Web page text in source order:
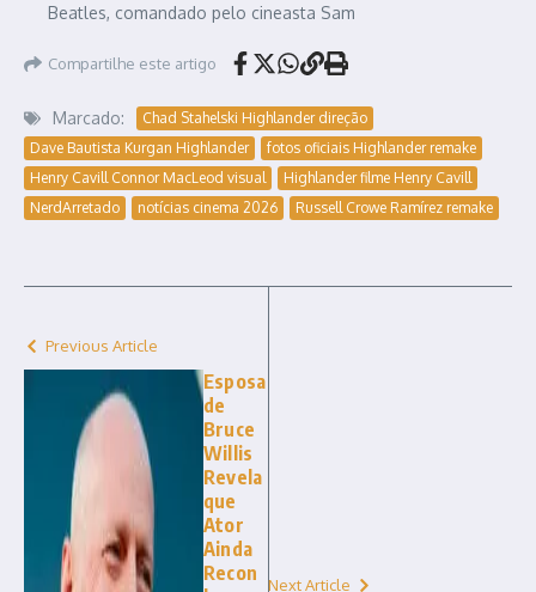
Beatles, comandado pelo cineasta Sam
Compartilhe este artigo
Marcado:
Chad Stahelski Highlander direção
Dave Bautista Kurgan Highlander
fotos oficiais Highlander remake
Henry Cavill Connor MacLeod visual
Highlander filme Henry Cavill
NerdArretado
notícias cinema 2026 Russell Crowe Ramírez remake
Previous Article
Esposa
de
Bruce
Willis
Revela
que
Ator
Ainda
Recon
Next Article